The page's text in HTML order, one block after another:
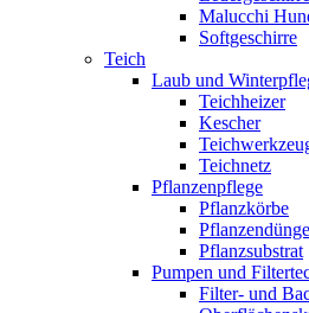
Malucchi
Softgeschirre
Teich
Laub und
Teichheizer
Kescher
Teichnetz
Pflanzenpflege
Pflanzkörbe
Pflanzsubstrat
Pumpen und
Filter- und